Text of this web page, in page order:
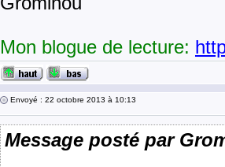
Mon blogue de lecture:
Envoyé : 22 octobre 2013 à 10:13
Message posté par